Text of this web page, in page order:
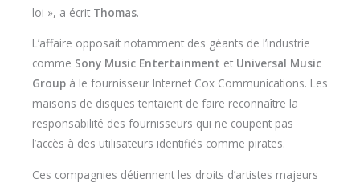
loi », a écrit Thomas.
L’affaire opposait notamment des géants de l’industrie
comme Sony Music Entertainment et Universal Music
Group à le fournisseur Internet Cox Communications. Les
maisons de disques tentaient de faire reconnaître la
responsabilité des fournisseurs qui ne coupent pas
l’accès à des utilisateurs identifiés comme pirates.
Ces compagnies détiennent les droits d’artistes majeurs